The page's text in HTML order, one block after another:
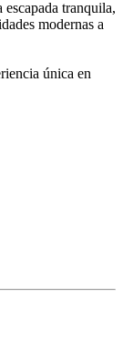
escapada tranquila,
modernas a
única en